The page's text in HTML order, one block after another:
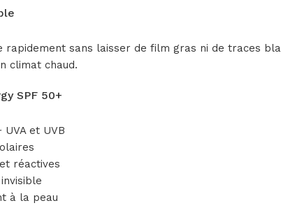
sans laisser de film gras ni de traces
climat chaud.
SPF 50+
et UVB
réactives
à la peau